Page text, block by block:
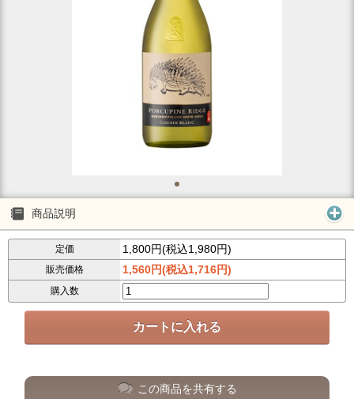
商品説明
定価 1,800円(税込1,980円)
販売価格 1,560円(税込1,716円)
購入数
この商品を共有する